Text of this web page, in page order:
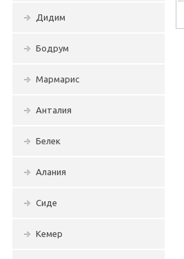
Дидим
Бодрум
Мармарис
Анталия
Белек
Алания
Сиде
Кемер